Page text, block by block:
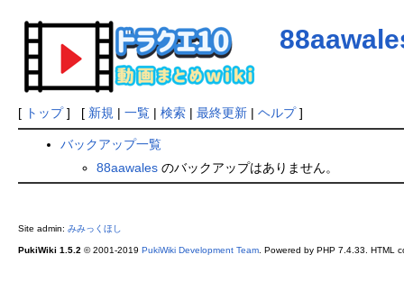
[ トップ] [ 新規 | 一覧| 検索| 最終更新| ヘルプ]
バックアップ一覧
88aawalesのバックアップはありません。
Site admin: みみっくほし
PukiWiki 1.5.2 © 2001-2019 PukiWiki Development Team. Powered by PHP 7.4.33. HTML